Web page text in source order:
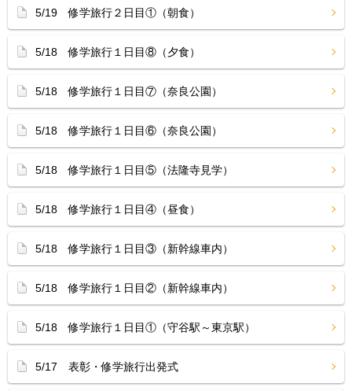
5/19 修学旅行２日目①（朝食）
5/18 修学旅行１日目⑧（夕食）
5/18 修学旅行１日目⑦（奈良公園）
5/18 修学旅行１日目⑥（奈良公園）
5/18 修学旅行１日目⑤（法隆寺見学）
5/18 修学旅行１日目④（昼食）
5/18 修学旅行１日目③（新幹線車内）
5/18 修学旅行１日目②（新幹線車内）
5/18 修学旅行１日目①（守谷駅～東京駅）
5/17 表彰・修学旅行出発式